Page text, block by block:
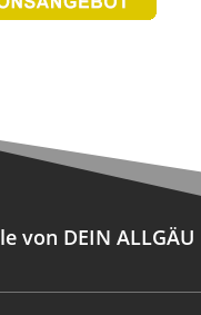
von DEIN ALLGÄU